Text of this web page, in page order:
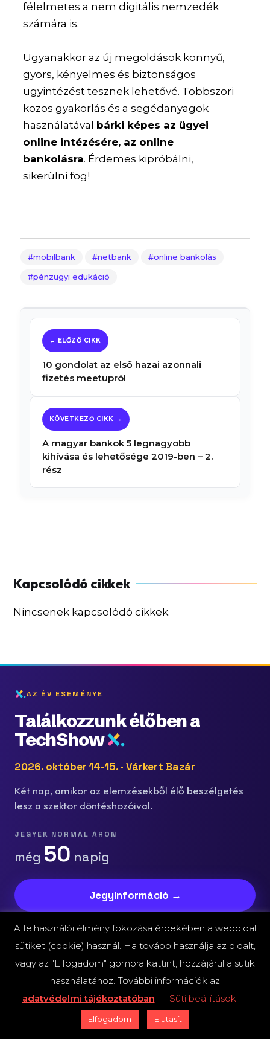
félelmetes a nem digitális nemzedék
számára is.
Ugyanakkor az új megoldások könnyű,
gyors, kényelmes és biztonságos
ügyintézést tesznek lehetővé. Többszöri
közös gyakorlás és a segédanyagok
használatával bárki képes az ügyei
online intézésére, az online
bankolásra. Érdemes kipróbálni,
sikerülni fog!
mobilbank netbank online bankolás
pénzügyi edukáció
10 gondolat az első hazai azonnali
fizetés meetupról
A magyar bankok 5 legnagyobb
kihívása és lehetősége 2019-ben – 2.
rész
Nincsenek kapcsolódó cikkek.
AZ ÉV ESEMÉNYE
Találkozzunk élőben a
TechShow
2026. október 14-15. · Várkert Bazár
Két nap, amikor az elemzésekből élő beszélgetés
lesz a szektor döntéshozóival.
JEGYEK NORMÁL ÁRON
még 50 napig
Jegyinformáció →
A FINTECHZONE HETI LEVELE
Addig is: csütörtökönként a
postaládádba.
A hét fontos fejleményei, lefordítva arra, mit
A felhasználói élmény fokozása érdekében a weboldal
sütiket (cookie) használ. Ha tovább használja az oldalt,
vagy az "Elfogadom" gombra kattint, hozzájárul a sütik
használatához. További információk az
adatvédelmi tájékoztatóban
Süti beállítások
Elfogadom Elutasít